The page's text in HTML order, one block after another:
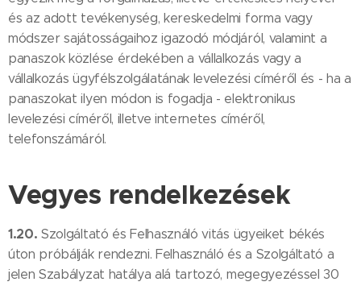
és az adott tevékenység, kereskedelmi forma vagy
módszer sajátosságaihoz igazodó módjáról, valamint a
panaszok közlése érdekében a vállalkozás vagy a
vállalkozás ügyfélszolgálatának levelezési címéről és - ha a
panaszokat ilyen módon is fogadja - elektronikus
levelezési címéről, illetve internetes címéről,
telefonszámáról.
Vegyes rendelkezések
1.20. Szolgáltató és Felhasználó vitás ügyeiket békés
úton próbálják rendezni. Felhasználó és a Szolgáltató a
jelen Szabályzat hatálya alá tartozó, megegyezéssel 30